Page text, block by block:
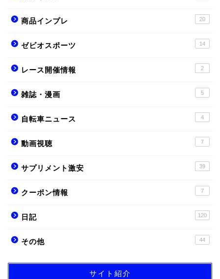
商品インプレ 20
ゼビオスポーツ 14
レース開催情報 2
雑誌・漫画 5
自転車ニュース 4
動画視聴 7
サプリメント激安 39
クーポン情報 7
日記 120
その他 44
サイト紹介